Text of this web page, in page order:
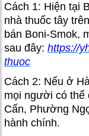
Cách 1: Hiện tại
nhà thuốc tây
bán Boni-Smok,
sau đây: https://
thuoc
Cách 2: Nếu ở
mọi người có thể
Cấn, Phường
hành chính.